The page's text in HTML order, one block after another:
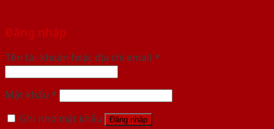
Đăng nhập
Tên tài khoản hoặc địa chỉ email *
Mật khẩu *
Ghi nhớ mật khẩu
Đăng nhập